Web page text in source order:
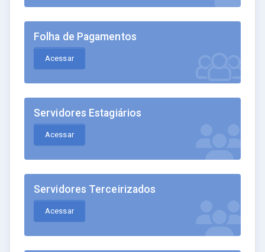
Folha de Pagamentos
Acessar
Servidores Estagiários
Acessar
Servidores Terceirizados
Acessar